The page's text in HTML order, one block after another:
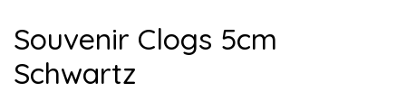
Souvenir Clogs 5cm
Schwartz